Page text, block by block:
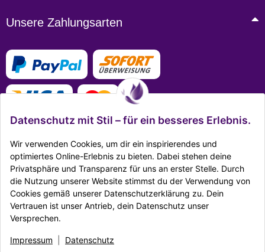
Unsere Zahlungsarten
Mehr Infos zu den Zahlungsarten
Ausgezeichnet Zertifiziert
Impressum Datenschutz|AGB
Datenschutz mit Stil – für ein besseres Erlebnis.
Wir verwenden Cookies, um dir ein inspirierendes und
optimiertes Online-Erlebnis zu bieten. Dabei stehen deine
Privatsphäre und Transparenz für uns an erster Stelle. Durch
die Nutzung unserer Website stimmst du der Verwendung von
Cookies gemäß unserer Datenschutzerklärung zu. Dein
Vertrauen ist unser Antrieb, dein Datenschutz unser
Versprechen.
Impressum Datenschutz